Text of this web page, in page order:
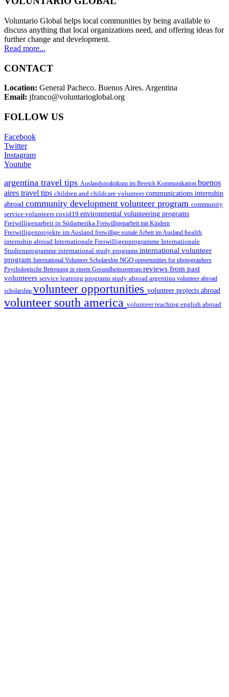
Voluntario Global helps local communities by being available to
discuss anything that local organizations need, and offering ideas for
further change and development.
Read more...
CONTACT
Location: General Pacheco. Buenos Aires. Argentina
Email: jfranco@voluntarioglobal.org
FOLLOW US
Facebook
Twitter
Instagram
Youtube
argentina travel tips Auslandspraktikum im Bereich Kommunikation buenos
aires travel tips children and childcare volunteercommunications internship
abroad community development volunteer program community
service volunteers covid19 environmental volunteering programs
Freiwilligenarbeit in Südamerika Freiwilligenarbeit mit Kindern
Freiwilligenprojekte im Ausland freiwillige soziale Arbeit im Ausland health
internship abroad Internationale Freiwilligenprogramme Internationale
Studienprogramme international study programs international volunteer
program International Volunteer Scholarship NGO opportunities for photographers
Psychologische Betreuung in einem Gesundheitszentrum reviews from past
volunteers service learning programs study abroad argentina volunteer abroad
scholarship volunteer opportunities volunteer projects abroad
volunteer south america volunteer teaching english abroad